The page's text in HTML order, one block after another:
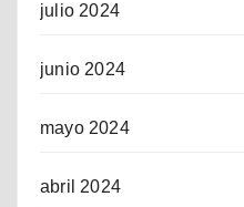
julio 2024
junio 2024
mayo 2024
abril 2024